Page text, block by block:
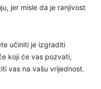
jer misle da je ranjivost
učiniti je izgraditi
koji će vas pozvati,
vas na vašu vrijednost.